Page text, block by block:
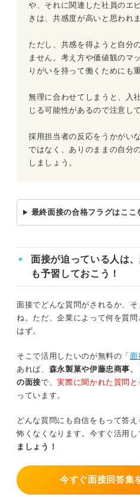
や、それに関連した社員のエ
きは、共感度が高いと思われま
ただし、共感を得ようと自分
ません。考え方や価値観のマ
りがいを持って働くためにも
無理に合わせてしまうと、入
じる可能性があるので注意し
採用担当者の反応をうかがい
ではなく、ありのままの自分
しましょう。
最終面接の合格フラグはここ
面接が迫っている人は
も予習しておこう！
面接でどんな質問がされるか、
ね。ただ、企業によって何を質
はず。
そこで活用したいのが無料の「面
あれば、 森永製菓や伊藤忠商事
の面接で、実際に聞かれた質問
っています。
どんな質問にも自信をもって答
怖くなくなります。今すぐ活用し
ましょう！
今すぐ面接回答集